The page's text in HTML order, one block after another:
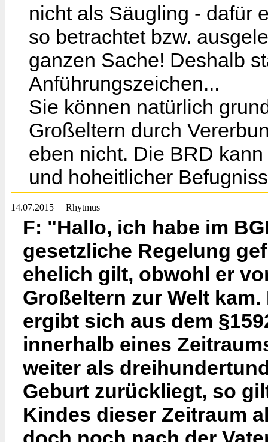
nicht als Säugling - dafür
so betrachtet bzw.
ganzen Sache! Deshalb
Anführungszeichen...
Sie können natürlich
Großeltern durch
eben nicht. Die BRD
und hoheitlicher
14.07.2015 Rhytmus
F: "Hallo, ich habe im
gesetzliche Regelung
ehelich gilt, obwohl er
Großeltern zur Welt
ergibt sich aus dem
innerhalb eines
weiter als
Geburt zurückliegt, so
Kindes dieser Zeitraum